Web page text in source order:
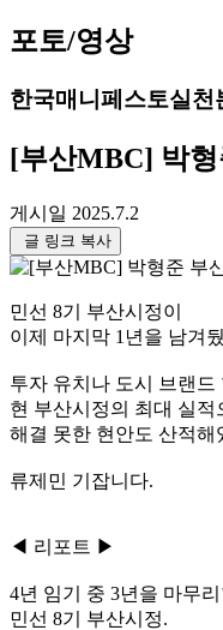
포토/영상
한국매니페스토실천
[부산MBC] 박형
게시일 2025.7.2
글 링크 복사
민선 8기 부산시정이
이제 마지막 1년을 남겨
투자 유치나 도시 브랜드
현 부산시정의 최대 실적
해결 못한 현안도 산적해
류제민 기잡니다.
◀ 리포트 ▶
4년 임기 중 3년을 마무
민선 8기 부산시정.